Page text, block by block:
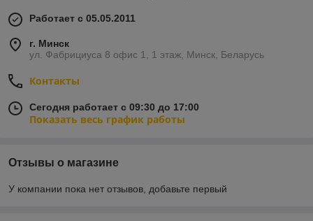
Работает с 05.05.2011
г. Минск
ул. Фабрициуса 8 офис 1, 1 этаж, Минск, Беларусь
Контакты
Сегодня работает с 09:30 до 17:00
Показать весь график работы
Отзывы о магазине
У компании пока нет отзывов, добавьте первый